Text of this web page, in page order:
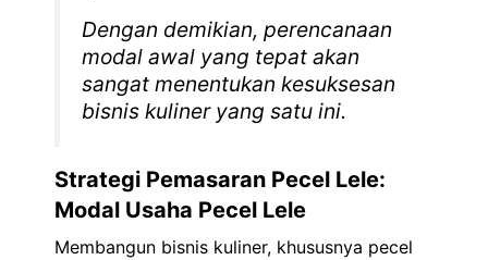
Dengan demikian, perencanaan
modal awal yang tepat akan
sangat menentukan kesuksesan
bisnis kuliner yang satu ini.
Strategi Pemasaran Pecel Lele:
Modal Usaha Pecel Lele
Membangun bisnis kuliner, khususnya pecel